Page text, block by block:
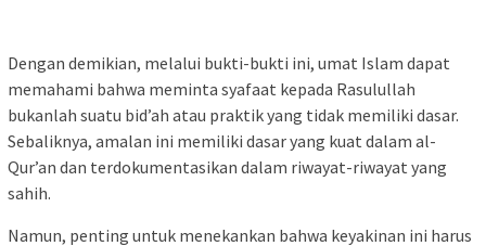
Dengan demikian, melalui bukti-bukti ini, umat Islam dapat
memahami bahwa meminta syafaat kepada Rasulullah
bukanlah suatu bid’ah atau praktik yang tidak memiliki dasar.
Sebaliknya, amalan ini memiliki dasar yang kuat dalam al-
Qur’an dan terdokumentasikan dalam riwayat-riwayat yang
sahih.
Namun, penting untuk menekankan bahwa keyakinan ini harus